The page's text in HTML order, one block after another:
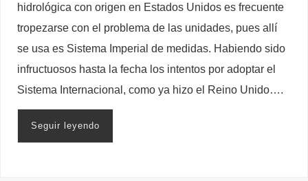
hidrológica con origen en Estados Unidos es frecuente
tropezarse con el problema de las unidades, pues allí
se usa es Sistema Imperial de medidas. Habiendo sido
infructuosos hasta la fecha los intentos por adoptar el
Sistema Internacional, como ya hizo el Reino Unido….
Seguir leyendo